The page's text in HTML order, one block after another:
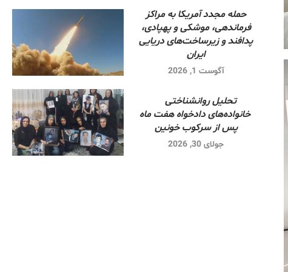
حمله مجدد آمریکا به مراکز
فرماندهی، موشکی و پهپادی،
پدافند و زیرساخت‌های دریایی
ایران
آگوست 1, 2026
تحلیل روانشناختی
خانواده‌های دادخواه هفت ماه
پس از سرکوب خونین
جولای 30, 2026